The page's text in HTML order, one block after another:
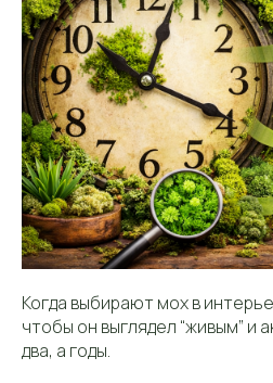
Когда выбирают мох в
чтобы он выглядел “живым” и
два, а годы.